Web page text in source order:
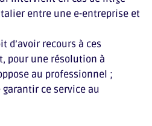
entre une e-entreprise et
d’avoir recours à ces
pour une résolution à
au professionnel ;
garantir ce service au